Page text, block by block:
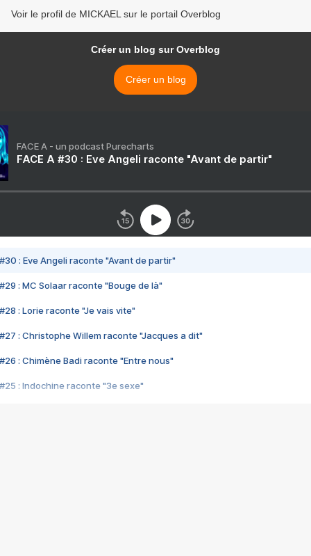
Voir le profil de MICKAEL sur le portail Overblog
Créer un blog sur Overblog
Créer un blog
FACE A - un podcast Purecharts
FACE A #30 : Eve Angeli raconte "Avant de partir"
#30 : Eve Angeli raconte "Avant de partir"
#29 : MC Solaar raconte "Bouge de là"
#28 : Lorie raconte "Je vais vite"
#27 : Christophe Willem raconte "Jacques a dit"
#26 : Chimène Badi raconte "Entre nous"
#25 : Indochine raconte "3e sexe"